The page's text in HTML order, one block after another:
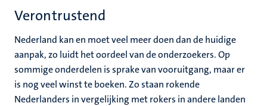
Verontrustend
Nederland kan en moet veel meer doen dan de huidige
aanpak, zo luidt het oordeel van de onderzoekers. Op
sommige onderdelen is sprake van vooruitgang, maar er
is nog veel winst te boeken. Zo staan rokende
Nederlanders in vergelijking met rokers in andere landen